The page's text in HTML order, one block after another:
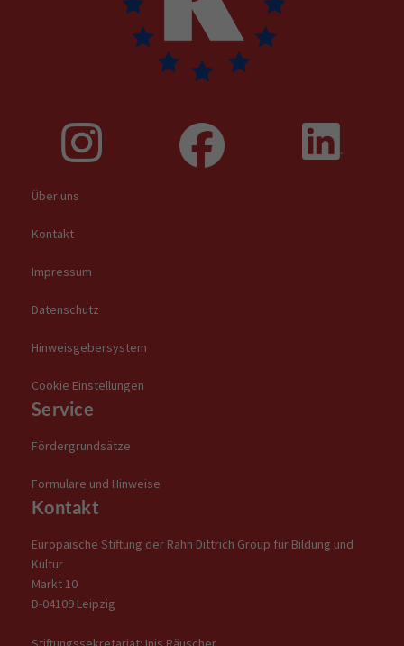
Über uns
Kontakt
Impressum
Datenschutz
Hinweisgebersystem
Cookie Einstellungen
Service
Fördergrundsätze
Formulare und Hinweise
Kontakt
Europäische Stiftung der Rahn Dittrich Group für Bildung und
Kultur
Markt 10
D-04109 Leipzig